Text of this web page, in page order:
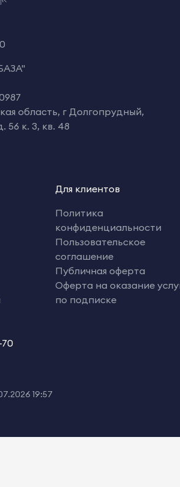
область, г Долгопрудный,
56 к. 3, кв. 48
Для клиентов
Политика
конфиденциальности
Пользовательское
соглашение
Публичная оферта
Оферта на оказание
по подписке
70
19:57